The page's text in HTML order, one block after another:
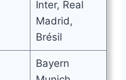
Inter, Real
Madrid,
Brésil
Bayern